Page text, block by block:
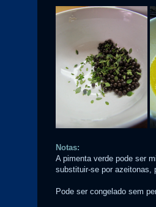
Notas:
A pimenta verde pode ser
substituir-se por azeitonas,
Pode ser congelado sem